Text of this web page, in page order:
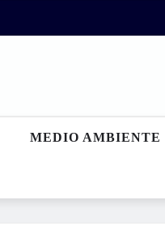
MEDIO AMBIENTE